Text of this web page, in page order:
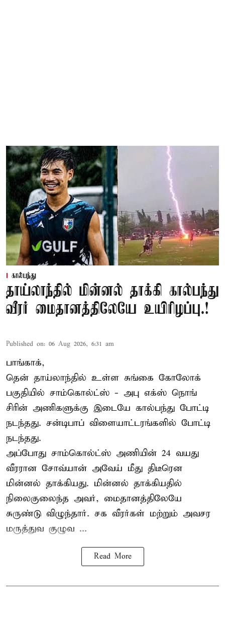
கால்பந்து
தாய்லாந்தில் மின்னல் தாக்கி கால்பந்து
வீரர் மைதானத்திலேயே உயிரிழப்பு.!
Published on: 06 Aug 2026, 6:31 am
பாங்காக்,
தென் தாய்லாந்தில் உள்ள சுங்கை கோலோக்
பகுதியில் சாம்கொல்ட்ஸ் - அபு எக்ஸ் நொங்
சிரின் அணிகளுக்கு இடையே கால்பந்து போட்டி
நடந்தது. சன்டிபாப் விளையாட்டரங்களில் போட்டி
நடந்தது.
அப்போது சாம்கொல்ட்ஸ் அணியின் 24 வயது
வீரரான சோவ்யான் அவேய் மீது திடீரென
மின்னல் தாக்கியது. மின்னல் தாக்கியதில்
நிலைகுலைந்த அவர், மைதானத்திலேயே
சுருண்டு விழுந்தார். சக வீரர்கள் மற்றும் அவசர
மருத்துவ குழுவ ...
Read More